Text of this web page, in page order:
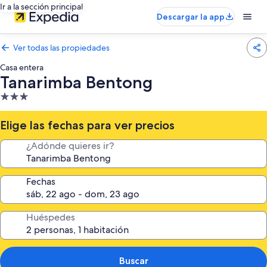
Ir a la sección principal
Descargar la app
Ver todas las propiedades
Casa entera
Tanarimba Bentong
Propiedad
de
3.0
estrellas
Elige las fechas para ver precios
¿Adónde quieres ir?
Fechas
Huéspedes
Buscar